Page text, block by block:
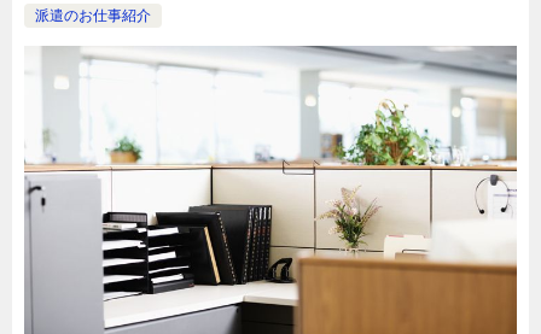
派遣のお仕事紹介